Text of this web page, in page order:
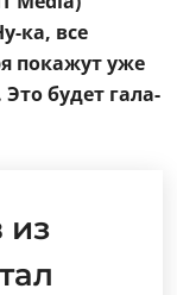
ка, все
покажут уже
будет гала-
из